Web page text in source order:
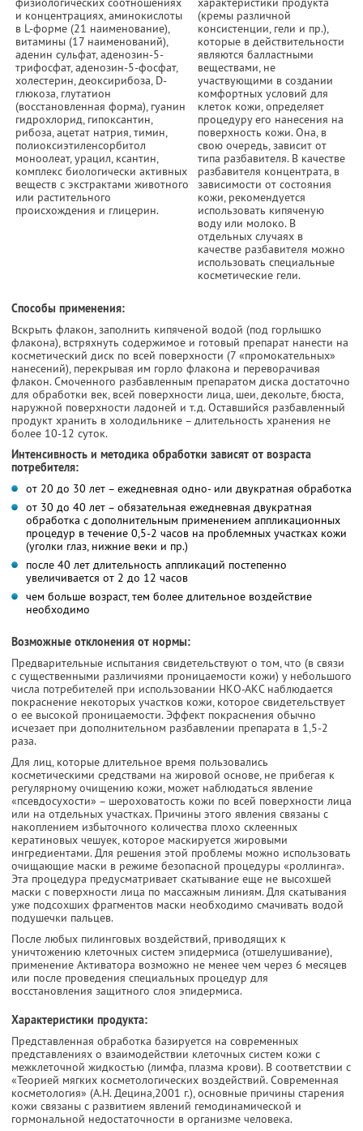
и концентрациях, аминокислоты
в L-форме (21 наименование),
витамины (17 наименований),
аденин сульфат, аденозин-5-
трифосфат, аденозин-5-фосфат,
холестерин, деоксирибоза, D-
глюкоза, глутатион
(восстановленная форма), гуанин
гидрохлорид, гипоксантин,
рибоза, ацетат натрия, тимин,
полиоксиэтиленсорбитол
моноолеат, урацил, ксантин,
комплекс биологически активных
веществ с экстрактами животного
или растительного
происхождения и глицерин.
(кремы различной
консистенции, гели и пр.),
которые в действительности
являются балластными
веществами, не
участвующими в создании
комфортных условий для
клеток кожи, определяет
процедуру его нанесения на
поверхность кожи. Она, в
свою очередь, зависит от
типа разбавителя. В качестве
разбавителя концентрата, в
зависимости от состояния
кожи, рекомендуется
использовать кипяченую
воду или молоко. В
отдельных случаях в
качестве разбавителя можно
использовать специальные
косметические гели.
Способы применения:
Вскрыть флакон, заполнить кипяченой водой (под горлышко
флакона), встряхнуть содержимое и готовый препарат нанести на
косметический диск по всей поверхности (7 «промокательных»
нанесений), перекрывая им горло флакона и переворачивая
флакон. Смоченного разбавленным препаратом диска достаточно
для обработки век, всей поверхности лица, шеи, декольте, бюста,
наружной поверхности ладоней и т.д. Оставшийся разбавленный
продукт хранить в холодильнике – длительность хранения не
более 10-12 суток.
Интенсивность и методика обработки зависят от возраста
потребителя:
от 20 до 30 лет – ежедневная одно- или двукратная обработка
от 30 до 40 лет – обязательная ежедневная двукратная
обработка с дополнительным применением аппликационных
процедур в течение 0,5-2 часов на проблемных участках кожи
(уголки глаз, нижние веки и пр.)
после 40 лет длительность аппликаций постепенно
увеличивается от 2 до 12 часов
чем больше возраст, тем более длительное воздействие
необходимо
Возможные отклонения от нормы:
Предварительные испытания свидетельствуют о том, что (в связи
с существенными различиями проницаемости кожи) у небольшого
числа потребителей при использовании НКО-АКС наблюдается
покраснение некоторых участков кожи, которое свидетельствует
о ее высокой проницаемости. Эффект покраснения обычно
исчезает при дополнительном разбавлении препарата в 1,5-2
раза.
Для лиц, которые длительное время пользовались
косметическими средствами на жировой основе, не прибегая к
регулярному очищению кожи, может наблюдаться явление
«псевдосухости» – шероховатость кожи по всей поверхности лица
или на отдельных участках. Причины этого явления связаны с
накоплением избыточного количества плохо склеенных
кератиновых чешуек, которое маскируется жировыми
ингредиентами. Для решения этой проблемы можно использовать
очищающие маски в режиме безопасной процедуры «роллинга».
Эта процедура предусматривает скатывание еще не высохшей
маски с поверхности лица по массажным линиям. Для скатывания
уже подсохших фрагментов маски необходимо смачивать водой
подушечки пальцев.
После любых пилинговых воздействий, приводящих к
уничтожению клеточных систем эпидермиса (отшелушивание),
применение Активатора возможно не менее чем через 6 месяцев
или после проведения специальных процедур для
восстановления защитного слоя эпидермиса.
Характеристики продукта:
Представленная обработка базируется на современных
представлениях о взаимодействии клеточных систем кожи с
межклеточной жидкостью (лимфа, плазма крови). В соответствии с
«Теорией мягких косметологических воздействий. Современная
косметология» (А.Н. Децина,2001 г.), основные причины старения
кожи связаны с развитием явлений гемодинамической и
гормональной недостаточности в организме человека.